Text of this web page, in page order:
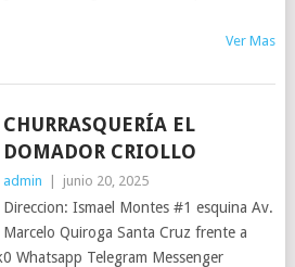
Ver Mas
CHURRASQUERÍA EL
DOMADOR CRIOLLO
admin junio 20, 2025
Direccion: Ismael Montes #1 esquina Av.
Marcelo Quiroga Santa Cruz frente a
Whatsapp Telegram Messenger